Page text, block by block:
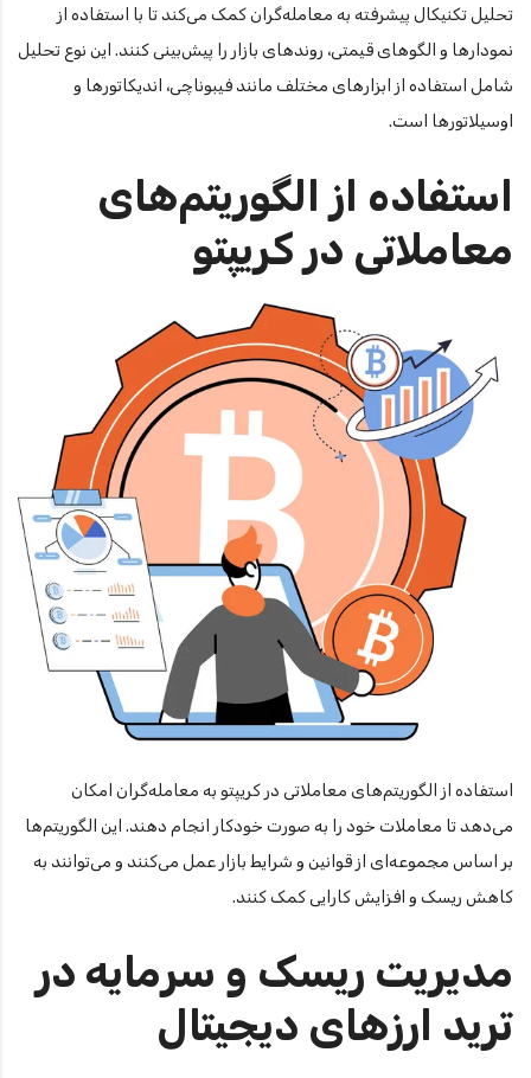
تحلیل تکنیکال پیشرفته به معامله‌گران کمک می‌کند تا با استفاده از
نمودارها و الگوهای قیمتی، روندهای بازار را پیش‌بینی کنند. این نوع تحلیل
شامل استفاده از ابزارهای مختلف مانند فیبوناچی، اندیکاتورها و
اوسیلاتورها است.
استفاده از الگوریتم‌های
معاملاتی در کریپتو
استفاده از الگوریتم‌های معاملاتی در کریپتو به معامله‌گران امکان
می‌دهد تا معاملات خود را به صورت خودکار انجام دهند. این الگوریتم‌ها
بر اساس مجموعه‌ای از قوانین و شرایط بازار عمل می‌کنند و می‌توانند به
کاهش ریسک و افزایش کارایی کمک کنند.
مدیریت ریسک و سرمایه در
ترید ارزهای دیجیتال